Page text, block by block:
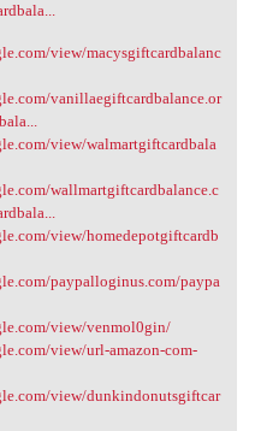
view/macysgiftcardbalanc
vanillaegiftcardbalance.or
view/walmartgiftcardbala
wallmartgiftcardbalance.c
view/homedepotgiftcardb
paypalloginus.com/paypa
view/venmol0gin/
view/url-amazon-com-
view/dunkindonutsgiftcar